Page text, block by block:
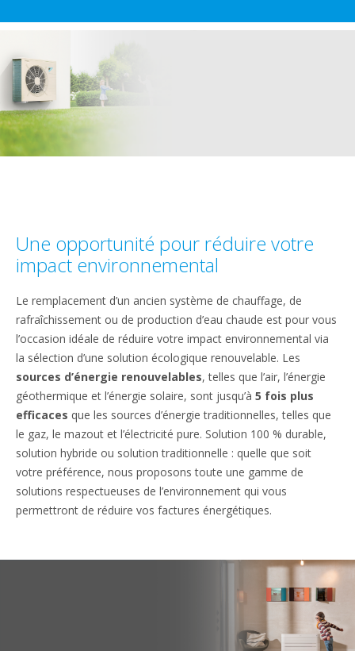
Une opportunité pour réduire votre
impact environnemental
Le remplacement d’un ancien système de chauffage, de
rafraîchissement ou de production d’eau chaude est pour vous
l’occasion idéale de réduire votre impact environnemental via
la sélection d’une solution écologique renouvelable. Les
sources d’énergie renouvelables, telles que l’air, l’énergie
géothermique et l’énergie solaire, sont jusqu’à 5 fois plus
efficaces que les sources d’énergie traditionnelles, telles que
le gaz, le mazout et l’électricité pure. Solution 100 % durable,
solution hybride ou solution traditionnelle : quelle que soit
votre préférence, nous proposons toute une gamme de
solutions respectueuses de l’environnement qui vous
permettront de réduire vos factures énergétiques.